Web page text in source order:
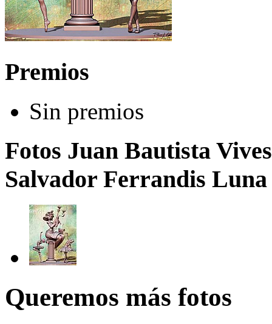
Premios
Sin premios
Fotos Juan Bautista
Salvador Ferrandis Luna
Queremos más fotos